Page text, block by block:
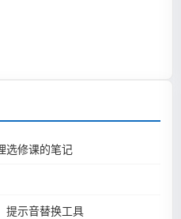
选修课的笔记
提示音替换工具